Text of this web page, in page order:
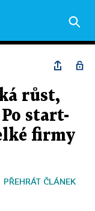
růst,
start-
firmy
PŘEHRÁT ČLÁNEK